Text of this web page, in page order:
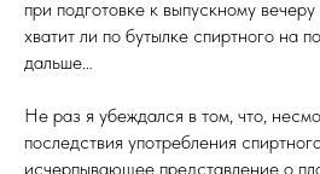
при подготовке к выпускному
хватит ли по бутылке спиртного на
дальше…
Не раз я убеждался в том, что,
последствия употребления
исчерпывающее представление о